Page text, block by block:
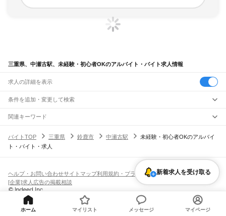
三重県、中瀬古駅、未経験・初心者OKのアルバイト・バイト求人情報
求人の詳細を表示
条件を追加・変更して検索
市区町村を追加・変更
三重県すべて
津市 四日市市
駅を追加・変更
南四日市駅河原田駅河曲駅加佐登駅
JR関西本線(亀山～加茂)
亀山駅 関駅
JR紀勢本線
亀山駅下庄駅 津駅 阿漕駅 六軒駅 松阪駅 多気駅相可駅
職種を追加・変更
飲食・フードサービスすべて
ホールスタッフキッチンスタッフ 皿洗い・洗い場精肉・鮮魚加工
パン屋（ベーカリー）
飲食店補助（開店・閉店準備）
飲食店（店長・マネージャー）
営業・販売
営業・販売
人気
日払いOK高校生歓迎
ピアスOK
オープニングスタッフ
留学生・外国人活躍中
勤務期間
雇用形態を追加・変更
アルバイト・パート
正社員
都道府県を変更
関連キーワード
バイトTOP
三重県 鈴鹿市 中瀬古駅
未経験・初心者OKのアルバイ
ト・バイト・求人
新着求人を受け取る
ヘルプ・お問い合わせサイトマップ利用規約・プライバシーポリシー
[企業]求人広告の掲載相談
ホーム マイリスト メッセージ マイページ